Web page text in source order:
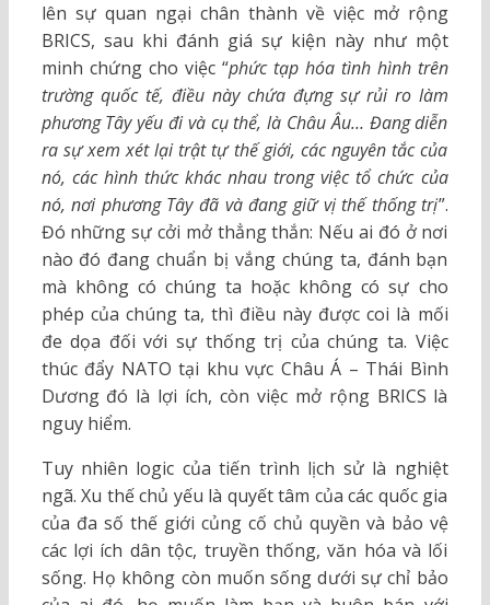
lên sự quan ngại chân thành về việc mở rộng
BRICS, sau khi đánh giá sự kiện này như một
minh chứng cho việc “phức tạp hóa tình hình trên
trường quốc tế, điều này chứa đựng sự rủi ro làm
phương Tây yếu đi và cụ thể, là Châu Âu… Đang diễn
ra sự xem xét lại trật tự thế giới, các nguyên tắc của
nó, các hình thức khác nhau trong việc tổ chức của
nó, nơi phương Tây đã và đang giữ vị thế thống trị”.
Đó những sự cởi mở thẳng thắn: Nếu ai đó ở nơi
nào đó đang chuẩn bị vắng chúng ta, đánh bạn
mà không có chúng ta hoặc không có sự cho
phép của chúng ta, thì điều này được coi là mối
đe dọa đối với sự thống trị của chúng ta. Việc
thúc đẩy NATO tại khu vực Châu Á – Thái Bình
Dương đó là lợi ích, còn việc mở rộng BRICS là
nguy hiểm.
Tuy nhiên logic của tiến trình lịch sử là nghiệt
ngã. Xu thế chủ yếu là quyết tâm của các quốc gia
của đa số thế giới củng cố chủ quyền và bảo vệ
các lợi ích dân tộc, truyền thống, văn hóa và lối
sống. Họ không còn muốn sống dưới sự chỉ bảo